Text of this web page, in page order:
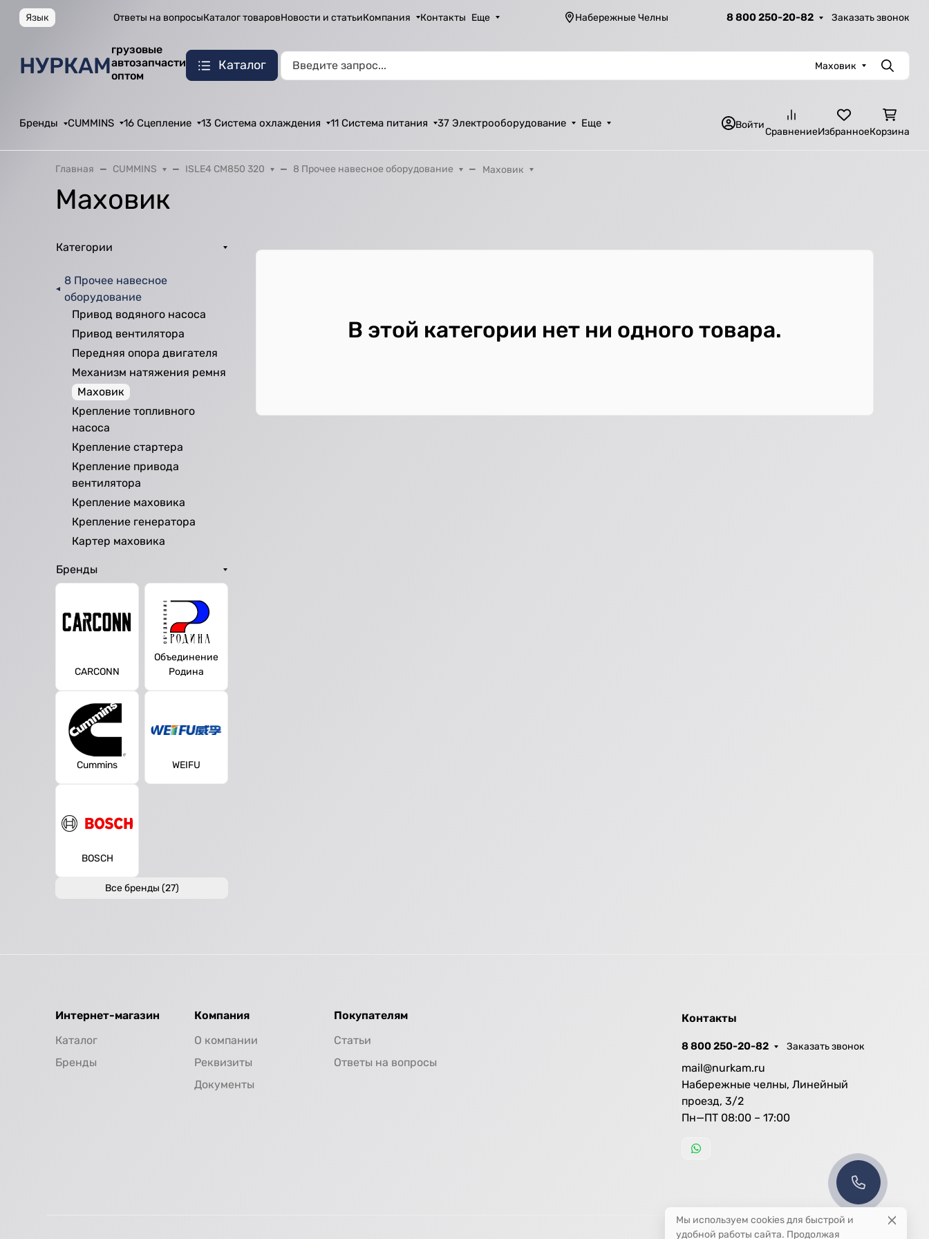
Язык Ответы на вопросыКаталог товаровНовости и статьиКомпания Контакты Еще Набережные Челны 8 800 250-20-82 Заказать звонок
НУРКАМ
грузовые
автозапчасти
оптом
Каталог Маховик Поиск
Бренды CUMMINS 16 Сцепление 13 Система охлаждения 11 Система питания 37 Электрооборудование Еще Войти
СравнениеИзбранноеКорзина
Главная CUMMINS ISLE4 CM850 320 8 Прочее навесное оборудование Маховик
Маховик
Категории
8 Прочее навесное
оборудование
Привод водяного насоса
Привод вентилятора
Передняя опора двигателя
Механизм натяжения ремня
Маховик
Крепление топливного
насоса
Крепление стартера
Крепление привода
вентилятора
Крепление маховика
Крепление генератора
Картер маховика
Бренды
CARCONN
Объединение
Родина
Cummins WEIFU
BOSCH
Все бренды (27)
В этой категории нет ни одного товара.
Интернет-магазин
Каталог
Бренды
Компания
О компании
Реквизиты
Документы
Покупателям
Статьи
Ответы на вопросы
Контакты
8 800 250-20-82 Заказать звонок
mail@nurkam.ru
Набережные челны, Линейный
проезд, 3/2
Пн—ПТ 08:00 – 17:00
Мы используем cookies для быстрой и
удобной работы сайта. Продолжая